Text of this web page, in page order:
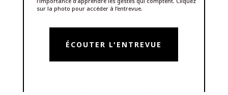
sur la photo pour accéder à l’entrevue.
ÉCOUTER L'ENTREVUE